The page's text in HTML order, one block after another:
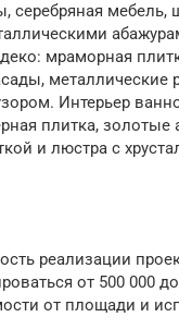
серебряная мебель,
мраморная
металлические
Интерьер
плитка, золотые
и люстра с
реализации
от 500 000
от площади и